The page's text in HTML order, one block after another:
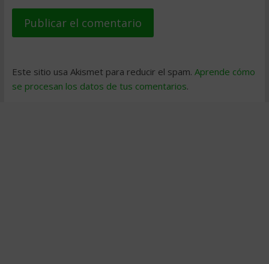
Este sitio usa Akismet para reducir el spam. Aprende cómo
se procesan los datos de tus comentarios.